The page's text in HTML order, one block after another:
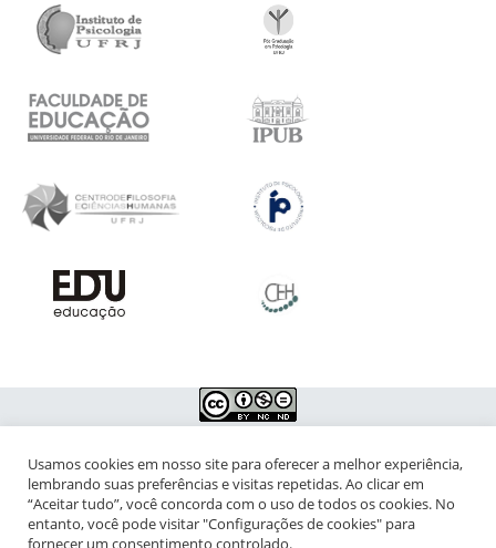
NIPIAC – Núcleo Interdisciplinar de Pesquisa para a Infância e
Adolescência Contemporâneas
Universidade Federal do Rio de Janeiro - Campus da Praia Vermelha
Usamos cookies em nosso site para oferecer a melhor experiência,
lembrando suas preferências e visitas repetidas. Ao clicar em
“Aceitar tudo”, você concorda com o uso de todos os cookies. No
entanto, você pode visitar "Configurações de cookies" para
fornecer um consentimento controlado.